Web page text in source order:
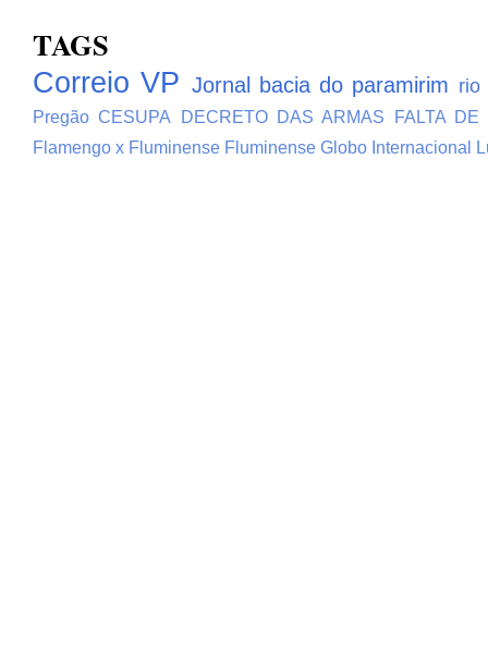
TAGS
Correio VP Jornal bacia do paramirim rio
Pregão CESUPA DECRETO DAS ARMAS
FALTA DE
Flamengo x Fluminense Fluminense Globo Internacional